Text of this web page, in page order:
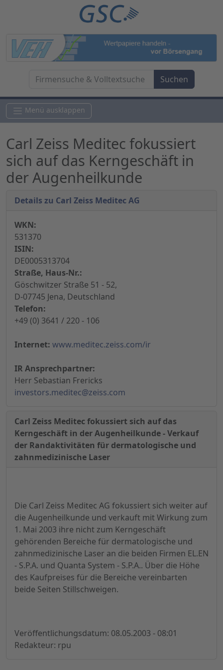
Menü ausklappen
Carl Zeiss Meditec fokussiert
sich auf das Kerngeschäft in
der Augenheilkunde
Details zu Carl Zeiss Meditec AG
WKN:
531370
ISIN:
DE0005313704
Straße, Haus-Nr.:
Göschwitzer Straße 51 - 52,
D-07745 Jena, Deutschland
Telefon:
+49 (0) 3641 / 220 - 106
Internet: www.meditec.zeiss.com/ir
IR Ansprechpartner:
Herr Sebastian Frericks
investors.meditec@zeiss.com
Carl Zeiss Meditec fokussiert sich auf das
Kerngeschäft in der Augenheilkunde - Verkauf
der Randaktivitäten für dermatologische und
zahnmedizinische Laser
Die Carl Zeiss Meditec AG fokussiert sich weiter auf
die Augenheilkunde und verkauft mit Wirkung zum
1. Mai 2003 ihre nicht zum Kerngeschäft
gehörenden Bereiche für dermatologische und
zahnmedizinische Laser an die beiden Firmen EL.EN
- S.P.A. und Quanta System - S.P.A.. Über die Höhe
des Kaufpreises für die Bereiche vereinbarten
beide Seiten Stillschweigen.
Veröffentlichungsdatum: 08.05.2003 - 08:01
Redakteur: rpu